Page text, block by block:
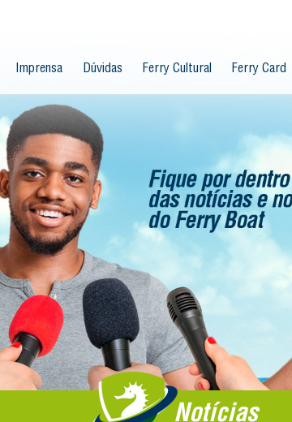
Imprensa Dúvidas Ferry Cultural Ferry Card
Notícias